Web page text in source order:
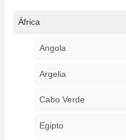
África
Angola
Argelia
Cabo Verde
Egipto